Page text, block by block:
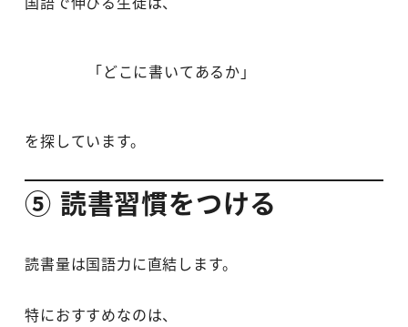
「どこに書いてあるか」
を探しています。
⑤ 読書習慣をつける
読書量は国語力に直結します。
特におすすめなのは、